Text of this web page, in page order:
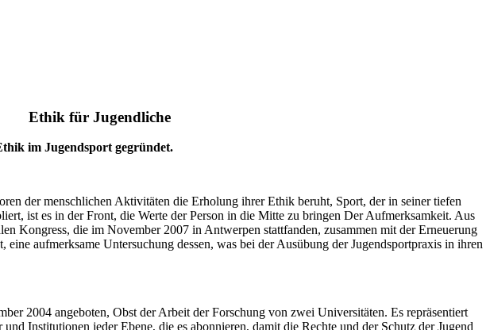
Ethik für Jugendliche
im Jugendsport gegründet.
der menschlichen Aktivitäten die Erholung ihrer Ethik beruht, Sport, der in seiner tiefen
ist es in der Front, die Werte der Person in die Mitte zu bringen Der Aufmerksamkeit. Aus
Kongress, die im November 2007 in Antwerpen stattfanden, zusammen mit der Erneuerung
eine aufmerksame Untersuchung dessen, was bei der Ausübung der Jugendsportpraxis in ihren
2004 angeboten, Obst der Arbeit der Forschung von zwei Universitäten. Es repräsentiert
Institutionen jeder Ebene, die es abonnieren, damit die Rechte und der Schutz der Jugend